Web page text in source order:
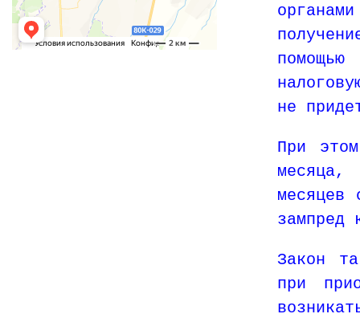
помощью
не
При
месяцев
зампред
Закон
при